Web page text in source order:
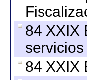
84 XXIX
84 XXIX